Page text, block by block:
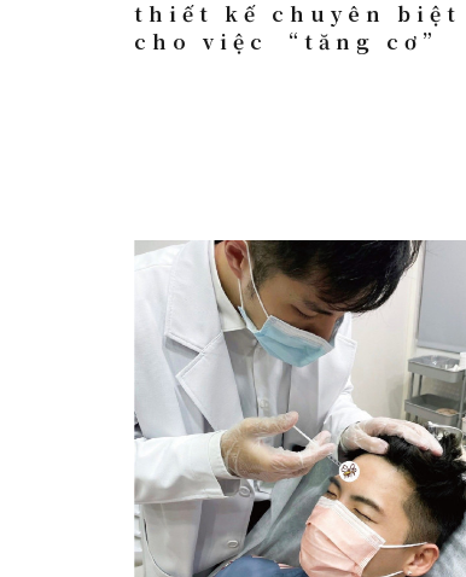
thiết kế chuyên biệt
cho việc “tăng cơ”